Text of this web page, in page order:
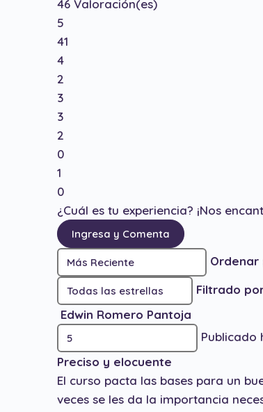
46 Valoración(es)
5
41
4
2
3
3
2
0
1
0
¿Cuál es tu experiencia? ¡Nos
Ingresa y Comenta
Ordenar
Filtrado
Edwin Romero Pantoja
Publicado
Preciso y elocuente
El curso pacta las bases para un
veces se les da la importancia